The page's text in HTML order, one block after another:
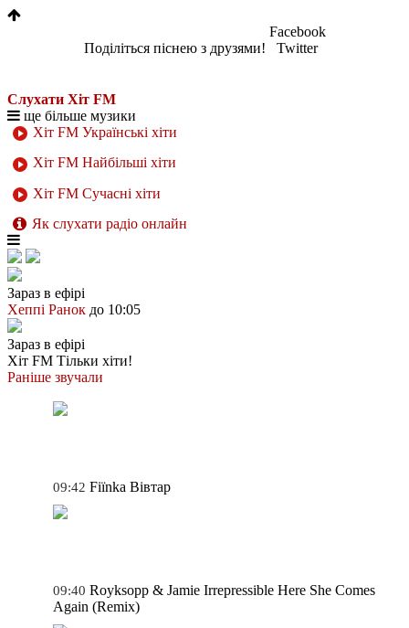
Поділіться піснею з друзями!
Facebook
Twitter
Слухати Хіт FM
ще більше музики
Хіт FM Українські хіти
Хіт FM Найбільші хіти
Хіт FM Сучасні хіти
Як слухати радіо онлайн
Зараз в ефірі
Хеппі Ранок до 10:05
Зараз в ефірі
Хіт FM Тільки хіти!
Раніше звучали
09:42 Fiїnka Вівтар
09:40 Royksopp & Jamie Irrepressible Here She Comes
Again (Remix)